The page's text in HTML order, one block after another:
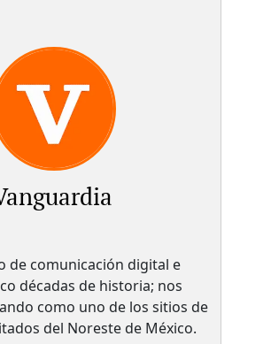
de comunicación digital e
décadas de historia; nos
como uno de los sitios de
del Noreste de México.